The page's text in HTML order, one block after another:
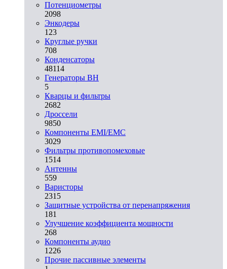
Потенциометры
2098
Энкодеры
123
Круглые ручки
708
Конденсаторы
48114
Генераторы ВН
5
Кварцы и фильтры
2682
Дроссели
9850
Компоненты EMI/EMC
3029
Фильтры противопомеховые
1514
Антенны
559
Варисторы
2315
Защитные устройства от перенапряжения
181
Улучшение коэффициента мощности
268
Компоненты аудио
1226
Прочие пассивные элементы